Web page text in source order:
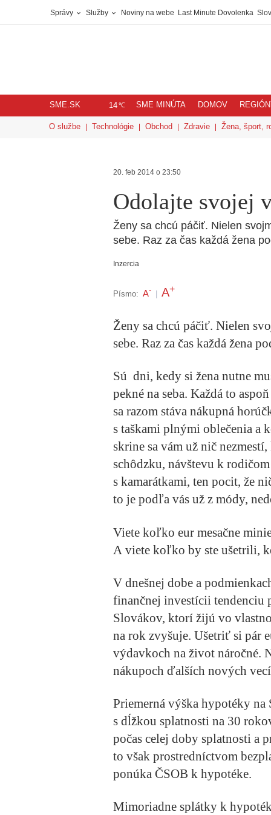
Správy Služby Noviny na webe Last Minute Dovolenka
SME.SK 14℃ SME MINÚTA DOMOV
O službe Technológie Obchod Zdravie Žena, šport,
20. feb 2014 o 23:50
Odolajte svojej
Ženy sa chcú páčiť. Nielen
sebe. Raz za čas každá žena
Inzercia
Písmo: A- A+
Ženy sa chcú páčiť. Nielen
sebe. Raz za čas každá žena
Sú dni, kedy si žena nutne
pekné na seba. Každá to
sa razom stáva nákupná
s taškami plnými oblečenia a
skrine sa vám už nič
schôdzku, návštevu k
s kamarátkami, ten pocit, že
to je podľa vás už z módy,
Viete koľko eur mesačne
A viete koľko by ste ušetrili,
V dnešnej dobe a
finančnej investícii tendenciu
Slovákov, ktorí žijú vo
na rok zvyšuje. Ušetriť si pár
výdavkoch na život náročné.
nákupoch ďalších nových
Priemerná výška hypotéky
s dĺžkou splatnosti na 30
počas celej doby splatnosti a
to však prostredníctvom
ponúka ČSOB k hypotéke.
Mimoriadne splátky k